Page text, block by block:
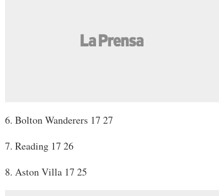
6. Bolton Wanderers 17 27
7. Reading 17 26
8. Aston Villa 17 25